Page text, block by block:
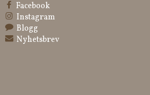
Facebook
Instagram
Blogg
Nyhetsbrev